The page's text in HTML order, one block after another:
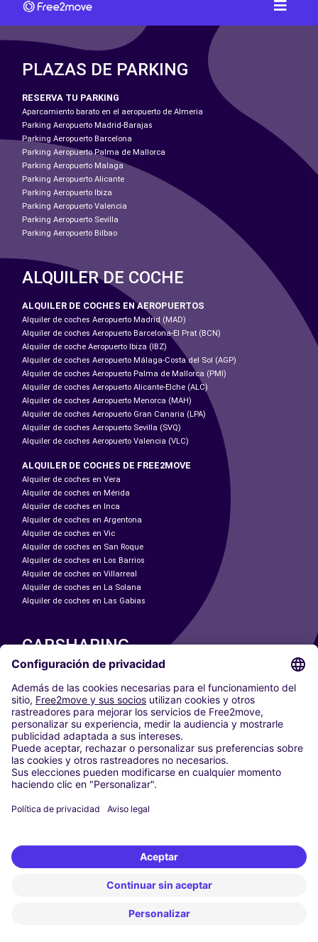
PLAZAS DE PARKING
RESERVA TU PARKING
Aparcamiento barato en el aeropuerto de Almeria
Parking Aeropuerto Madrid-Barajas
Parking Aeropuerto Barcelona
Parking Aeropuerto Palma de Mallorca
Parking Aeropuerto Malaga
Parking Aeropuerto Alicante
Parking Aeropuerto Ibiza
Parking Aeropuerto Valencia
Parking Aeropuerto Sevilla
Parking Aeropuerto Bilbao
ALQUILER DE COCHE
ALQUILER DE COCHES EN AEROPUERTOS
Alquiler de coches Aeropuerto Madrid (MAD)
Alquiler de coches Aeropuerto Barcelona-El Prat (BCN)
Alquiler de coche Aeropuerto Ibiza (IBZ)
Alquiler de coches Aeropuerto Málaga-Costa del Sol (AGP)
Alquiler de coches Aeropuerto Palma de Mallorca (PMI)
Alquiler de coches Aeropuerto Alicante-Elche (ALC)
Alquiler de coches Aeropuerto Menorca (MAH)
Alquiler de coches Aeropuerto Gran Canaria (LPA)
Alquiler de coches Aeropuerto Sevilla (SVQ)
Alquiler de coches Aeropuerto Valencia (VLC)
ALQUILER DE COCHES DE FREE2MOVE
Alquiler de coches en Vera
Alquiler de coches en Mérida
Alquiler de coches en Inca
Alquiler de coches en Argentona
Alquiler de coches en Vic
Alquiler de coches en San Roque
Alquiler de coches en Los Barrios
Alquiler de coches en Villarreal
Alquiler de coches en La Solana
Alquiler de coches en Las Gabias
CARSHARING
NUESTRAS CIUDADES
Paris
Madrid
Washington DC
Milán
Roma
Turín
Viena
Berlín
Düsseldorf